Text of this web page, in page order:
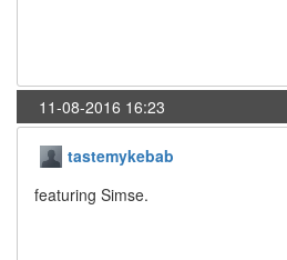
11-08-2016 16:23
tastemykebab
featuring Simse.